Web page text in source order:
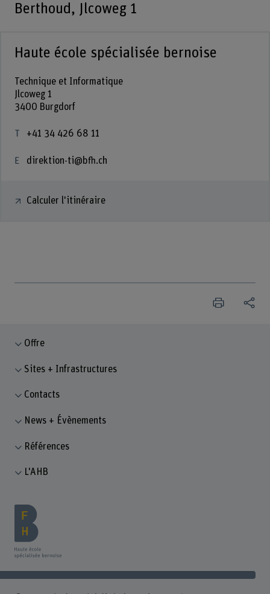
Berthoud, Jlcoweg 1
Haute école spécialisée bernoise
Technique et Informatique
Jlcoweg 1
3400 Burgdorf
+41 34 426 68 11
direktion-ti@bfh.ch
Calculer l'itinéraire
Offre
Sites + Infrastructures
Contacts
News + Évènements
Références
L'AHB